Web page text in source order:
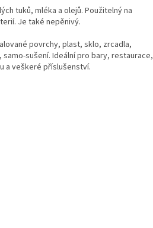
tuků, mléka a olejů. Použitelný na
Je také nepěnivý.
povrchy, plast, sklo, zrcadla,
sušení. Ideální pro bary, restaurace,
a veškeré příslušenství.